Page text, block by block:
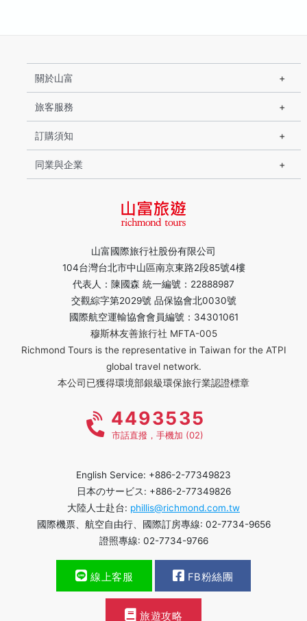
山富國際旅行社股份有限公司
104台灣台北市中山區南京東路2段85號4樓
代表人：陳國森 統一編號：22888987
交觀綜字第2029號 品保協會北0030號
國際航空運輸協會會員編號：34301061
穆斯林友善旅行社 MFTA-005
Richmond Tours is the representative in Taiwan for the ATPI
global travel network.
本公司已獲得環境部銀級環保旅行業認證標章
關於山富
旅客服務
訂購須知
同業與企業
4493535
市話直撥，手機加 (02)
English Service: +886-2-77349823
日本のサービス: +886-2-77349826
大陸人士赴台: phillis@richmond.com.tw
國際機票、航空自由行、國際訂房專線: 02-7734-9656
證照專線: 02-7734-9766
線上客服 FB粉絲團
旅遊攻略